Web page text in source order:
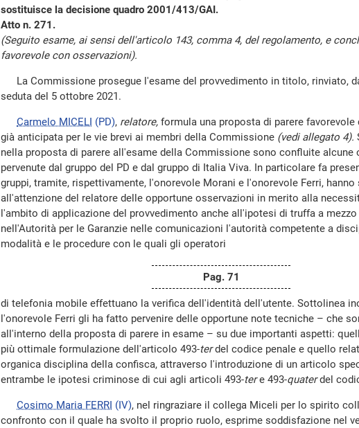
sostituisce la decisione quadro 2001/413/GAI.
Atto n. 271.
(Seguito esame, ai sensi dell'articolo 143, comma 4, del regolamento, e
favorevole con osservazioni).
La Commissione prosegue l'esame del provvedimento in titolo, rinviato,
seduta del 5 ottobre 2021.
Carmelo MICELI (PD), relatore, formula una proposta di parere favorevole
già anticipata per le vie brevi ai membri della Commissione (vedi allegato 4).
nella proposta di parere all'esame della Commissione sono confluite alcune
pervenute dal gruppo del PD e dal gruppo di Italia Viva. In particolare fa
gruppi, tramite, rispettivamente, l'onorevole Morani e l'onorevole Ferri,
all'attenzione del relatore delle opportune osservazioni in merito alla
l'ambito di applicazione del provvedimento anche all'ipotesi di truffa a mezzo
nell'Autorità per le Garanzie nelle comunicazioni l'autorità competente a
modalità e le procedure con le quali gli operatori
Pag. 71
di telefonia mobile effettuano la verifica dell'identità dell'utente. Sottolinea
l'onorevole Ferri gli ha fatto pervenire delle opportune note tecniche – che
all'interno della proposta di parere in esame – su due importanti aspetti:
più ottimale formulazione dell'articolo 493-terdel codice penale e quello
organica disciplina della confisca, attraverso l'introduzione di un articolo
entrambe le ipotesi criminose di cui agli articoli 493-tere 493-quaterdel
Cosimo Maria FERRI (IV), nel ringraziare il collega Miceli per lo spirito
confronto con il quale ha svolto il proprio ruolo, esprime soddisfazione nel